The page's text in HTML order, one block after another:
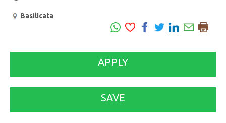
Basilicata
APPLY
SAVE